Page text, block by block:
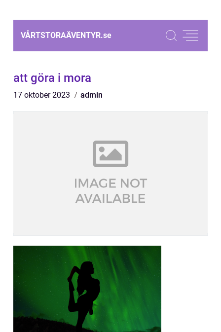
VÅRTSTORAÄVENTYR.se
att göra i mora
17 oktober 2023 admin